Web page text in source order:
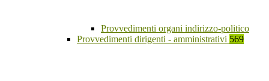
Provvedimenti organi indirizzo-politico
Provvedimenti dirigenti - amministrativi 569